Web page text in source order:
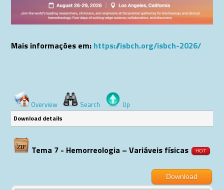
Mais informações em: https://isbch.org/isbch-2026/
Overview Search Up
Download details
Tema 7 - Hemorreologia – Variáveis físicas HOT
Download